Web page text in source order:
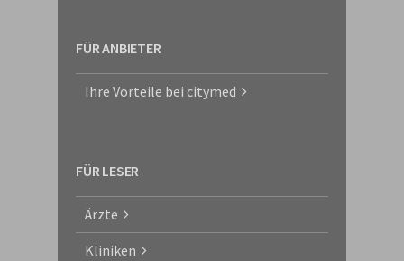
FÜR ANBIETER
Ihre Vorteile bei citymed
FÜR LESER
Ärzte
Kliniken